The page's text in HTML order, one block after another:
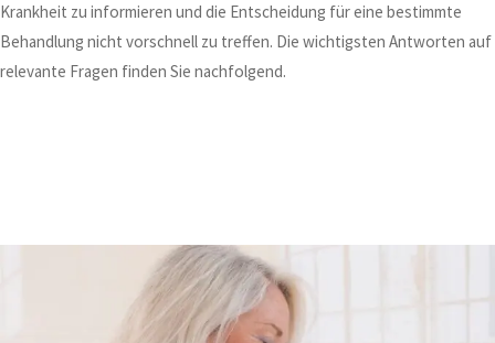
Krankheit zu informieren und die Entscheidung für eine bestimmte
Behandlung nicht vorschnell zu treffen. Die wichtigsten Antworten auf
relevante Fragen finden Sie nachfolgend.